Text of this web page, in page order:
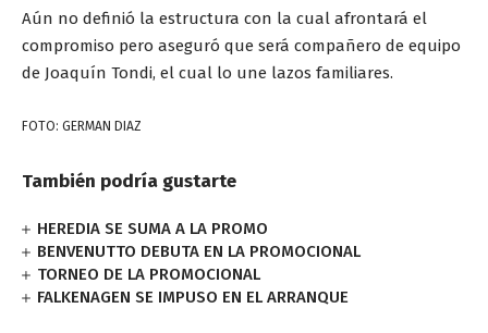
Aún no definió la estructura con la cual afrontará el
compromiso pero aseguró que será compañero de equipo
de Joaquín Tondi, el cual lo une lazos familiares.
FOTO: GERMAN DIAZ
También podría gustarte
HEREDIA SE SUMA A LA PROMO
BENVENUTTO DEBUTA EN LA PROMOCIONAL
TORNEO DE LA PROMOCIONAL
FALKENAGEN SE IMPUSO EN EL ARRANQUE